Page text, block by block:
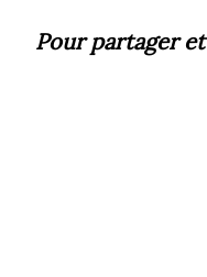
Pour partager